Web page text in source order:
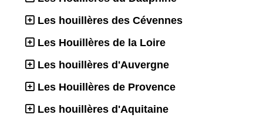
Les houillères des Cévennes
Les Houillères de la Loire
Les houillères d'Auvergne
Les Houillères de Provence
Les houillères d'Aquitaine